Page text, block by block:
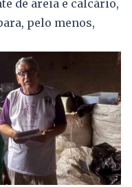
de areia e calcário,
pelo menos,